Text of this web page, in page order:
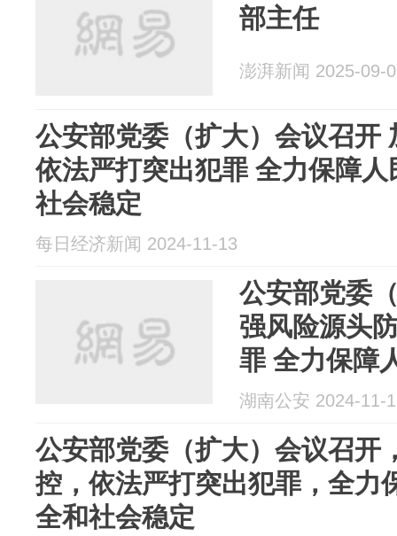
部主任
澎湃新闻 2025-09-
公安部党委（扩大）会议召开
依法严打突出犯罪 全力保障
社会稳定
每日经济新闻 2024-11-13
公安部党委
强风险源头
罪 全力保障
社会稳定
湖南公安 2024-11-
公安部党委（扩大）会议召开
控，依法严打突出犯罪，全力
全和社会稳定